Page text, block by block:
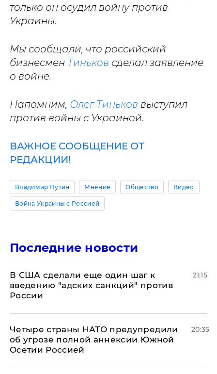
только он осудил войну против
Украины.
Мы сообщали, что российский
бизнесмен Тиньков сделал заявление
о войне.
Напомним, Олег Тиньков выступил
против войны с Украиной.
ВАЖНОЕ СООБЩЕНИЕ ОТ
РЕДАКЦИИ!
Владимир Путин Мнение Общество Видео
Война Украины с Россией
Последние новости
В США сделали еще один шаг к
введению "адских санкций" против
России
21:15
Четыре страны НАТО предупредили
об угрозе полной аннексии Южной
Осетии Россией
20:35